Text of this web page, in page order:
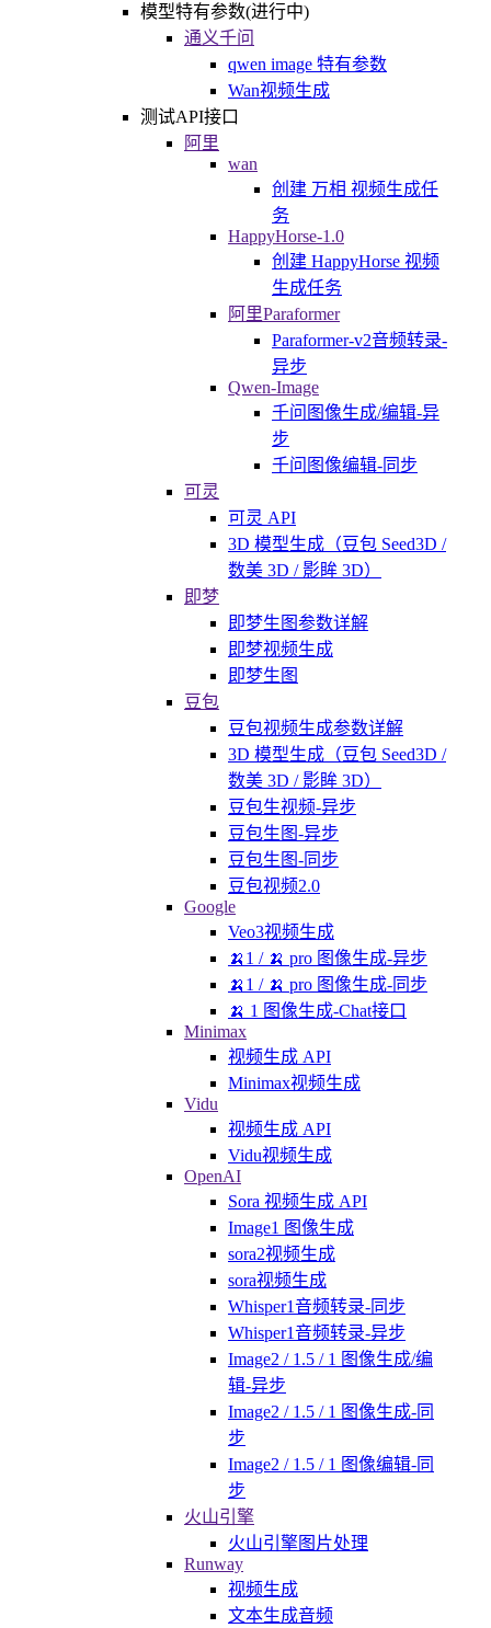
模型特有参数(进行中)
通义千问
qwen image 特有参数
Wan视频生成
测试API接口
阿里
wan
创建 万相 视频生成任
务
HappyHorse-1.0
创建 HappyHorse 视频
生成任务
阿里Paraformer
Paraformer-v2音频转录-
异步
Qwen-Image
千问图像生成/编辑-异
步
千问图像编辑-同步
可灵
可灵 API
3D 模型生成（豆包 Seed3D /
数美 3D / 影眸 3D）
即梦
即梦生图参数详解
即梦视频生成
即梦生图
豆包
豆包视频生成参数详解
3D 模型生成（豆包 Seed3D /
数美 3D / 影眸 3D）
豆包生视频-异步
豆包生图-异步
豆包生图-同步
豆包视频2.0
Google
Veo3视频生成
🍌1 / 🍌 pro 图像生成-异步
🍌1 / 🍌 pro 图像生成-同步
🍌 1 图像生成-Chat接口
Minimax
视频生成 API
Minimax视频生成
Vidu
视频生成 API
Vidu视频生成
OpenAI
Sora 视频生成 API
Image1 图像生成
sora2视频生成
sora视频生成
Whisper1音频转录-同步
Whisper1音频转录-异步
Image2 / 1.5 / 1 图像生成/编
辑-异步
Image2 / 1.5 / 1 图像生成-同
步
Image2 / 1.5 / 1 图像编辑-同
步
火山引擎
火山引擎图片处理
Runway
视频生成
文本生成音频